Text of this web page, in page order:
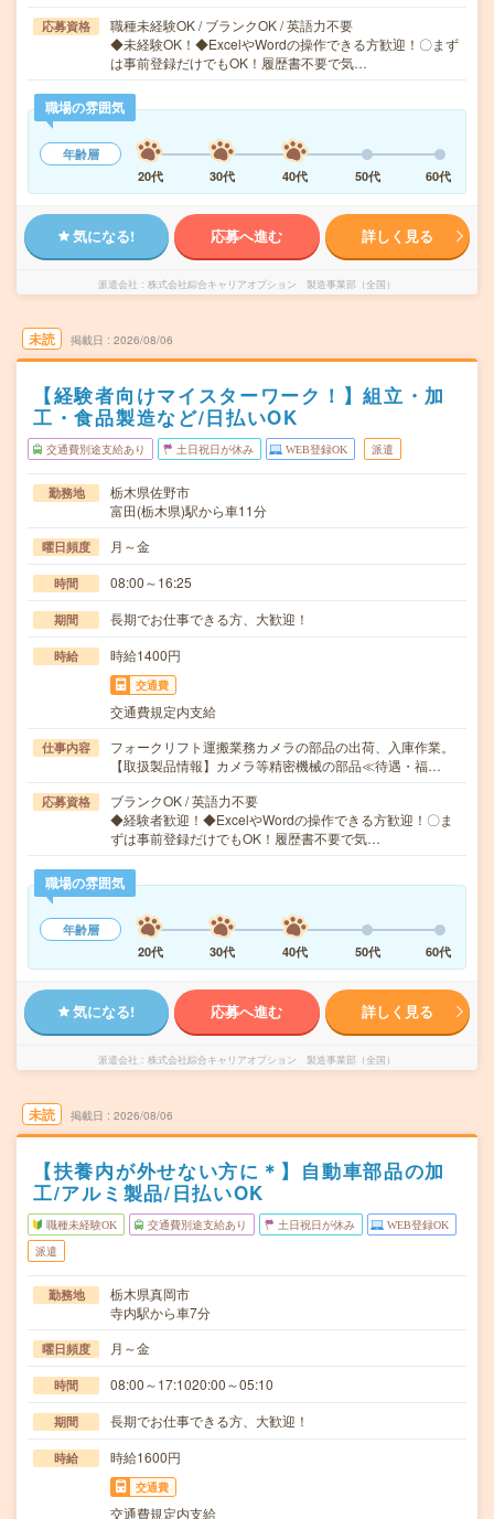
応募資格
職種未経験OK / ブランクOK / 英語力不要
◆未経験OK！◆ExcelやWordの操作できる方歓迎！〇まず
は事前登録だけでもOK！履歴書不要で気…
職場の雰囲気
年齢層
20代
30代 40代 50代 60代
気になる! 応募へ進む 詳しく見る
派遣会社 株式会社綜合キャリアオプション 製造事業部（全国）
未読 掲載日 2026/08/06
【経験者向けマイスターワーク！】組立・加
工・食品製造など/日払いOK
交通費別途支給あり 土日祝日が休み WEB登録OK 派遣
勤務地
栃木県佐野市
富田(栃木県)駅から車11分
曜日頻度 月～金
時間 08:00～16:25
期間 長期でお仕事できる方、大歓迎！
時給 時給1400円
交通費
交通費規定内支給
仕事内容
フォークリフト運搬業務カメラの部品の出荷、入庫作業。
【取扱製品情報】カメラ等精密機械の部品≪待遇・福…
応募資格
ブランクOK / 英語力不要
◆経験者歓迎！◆ExcelやWordの操作できる方歓迎！〇ま
ずは事前登録だけでもOK！履歴書不要で気…
職場の雰囲気
年齢層
20代
30代 40代 50代 60代
気になる! 応募へ進む 詳しく見る
派遣会社 株式会社綜合キャリアオプション 製造事業部（全国）
未読 掲載日 2026/08/06
【扶養内が外せない方に＊】自動車部品の加
工/アルミ製品/日払いOK
職種未経験OK 交通費別途支給あり 土日祝日が休み WEB登録OK
派遣
勤務地
栃木県真岡市
寺内駅から車7分
曜日頻度 月～金
時間 08:00～17:1020:00～05:10
期間 長期でお仕事できる方、大歓迎！
時給 時給1600円
交通費
交通費規定内支給